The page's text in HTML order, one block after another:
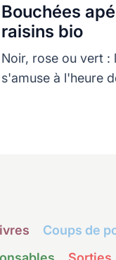
Bouchées
raisins bio
Noir, rose ou vert :
s'amuse à l'heure
Coups de